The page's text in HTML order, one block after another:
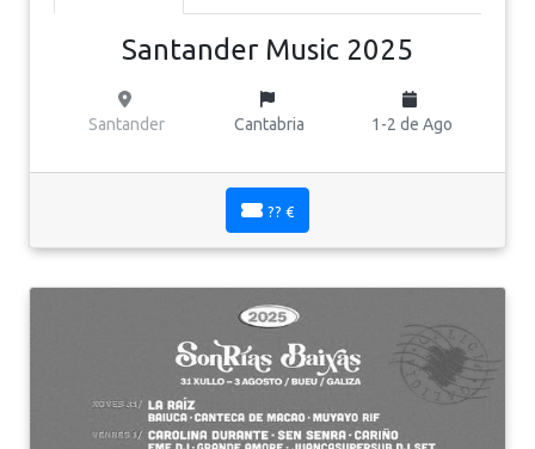
Santander Music 2025
Santander Cantabria 1-2 de Ago
?? €